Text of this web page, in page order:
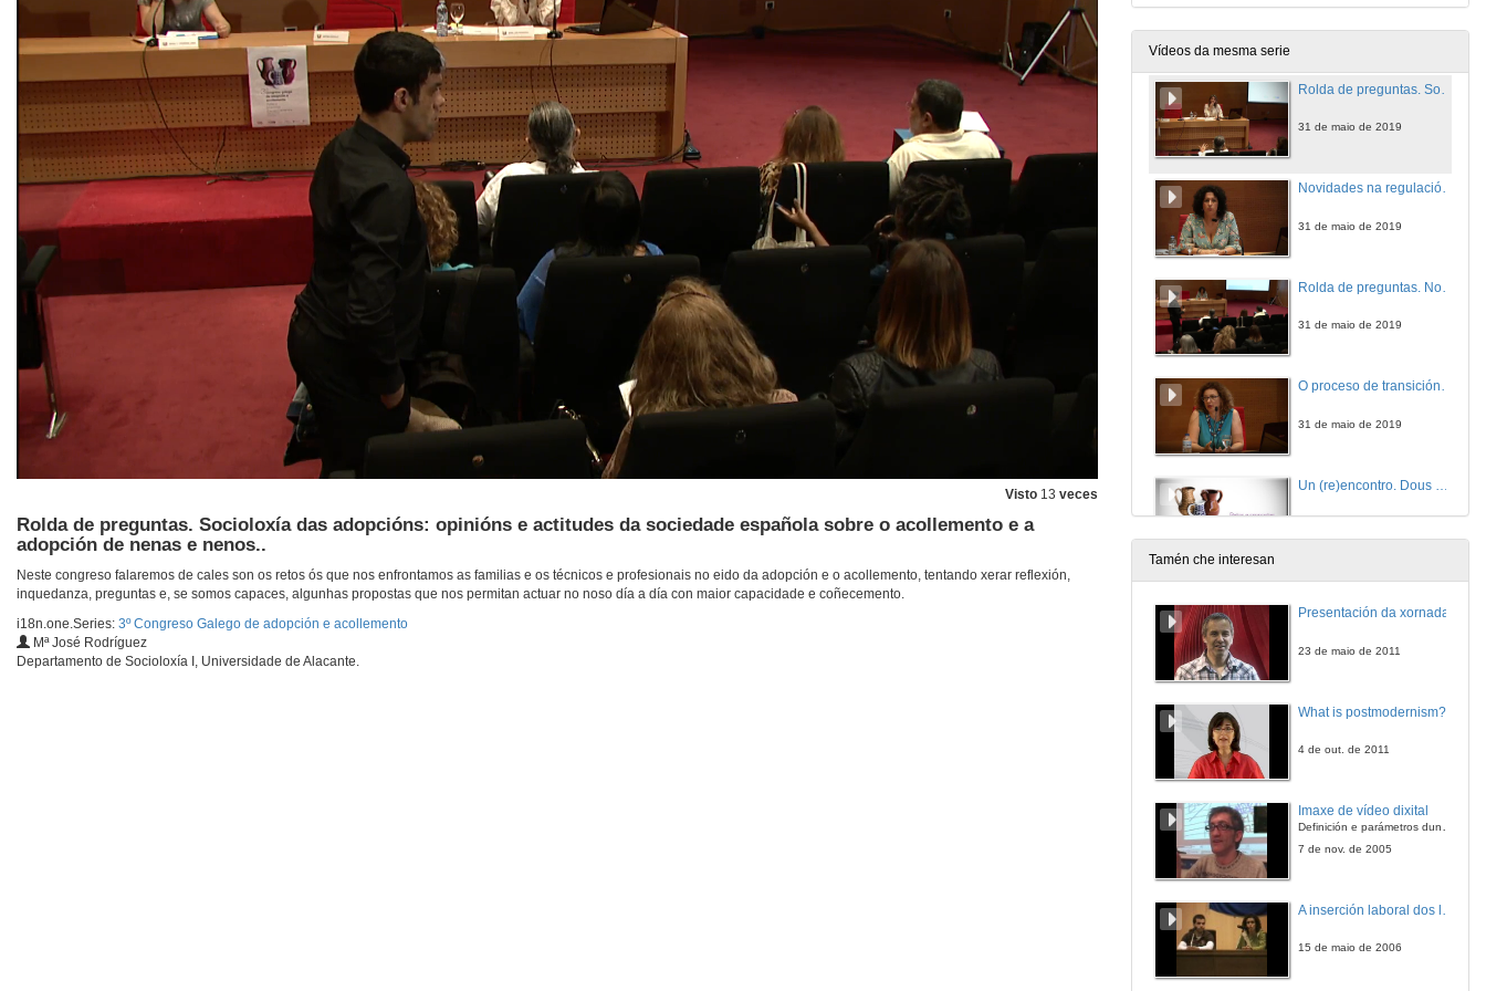
Visto 13 veces
Rolda de preguntas. Socioloxía das adopcións: opinións e actitudes da sociedade española sobre o acollemento e a
adopción de nenas e nenos..
Neste congreso falaremos de cales son os retos ós que nos enfrontamos as familias e os técnicos e profesionais no eido da adopción e o acollemento, tentando xerar reflexión,
inquedanza, preguntas e, se somos capaces, algunhas propostas que nos permitan actuar no noso día a día con maior capacidade e coñecemento.
i18n.one.Series: 3º Congreso Galego de adopción e acollemento
Mª José Rodríguez
Departamento de Socioloxía I, Universidade de Alacante.
Vídeos da mesma serie
31 de maio de 2019
31 de maio de 2019
Novidades na regulación de Adopción Internacional
31 de maio de 2019
31 de maio de 2019
O proceso de transición do acollemento á adopción. Vínculos entre familias de acollida e familias adoptivas
31 de maio de 2019
Un (re)encontro. Dous puntos de vista
31 de maio de 2019
31 de maio de 2019
31 de maio de 2019
Tamén che interesan
Presentación da xornada
23 de maio de 2011
What is postmodernism?
4 de out. de 2011
Imaxe de vídeo dixital
Definición e parámetros dunha imaxe dixital. Resolución e Aspecto. Profundidade da cor. Compresión. Frame por segundo. Entrelazado. Campos, cadros
7 de nov. de 2005
15 de maio de 2006